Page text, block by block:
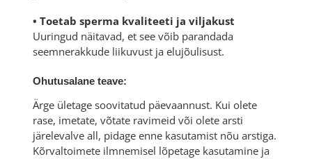
• Toetab sperma kvaliteeti ja viljakust
Uuringud näitavad, et see võib parandada
seemnerakkude liikuvust ja elujõulisust.
Ohutusalane teave:
Ärge ületage soovitatud päevaannust. Kui olete
rase, imetate, võtate ravimeid või olete arsti
järelevalve all, pidage enne kasutamist nõu arstiga.
Kõrvaltoimete ilmnemisel lõpetage kasutamine ja